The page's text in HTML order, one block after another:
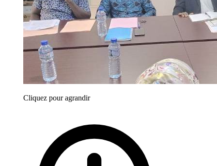
Cliquez pour agrandir